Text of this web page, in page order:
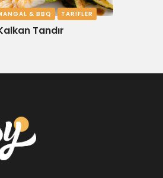
& BBQ TARIFLER
Tandır